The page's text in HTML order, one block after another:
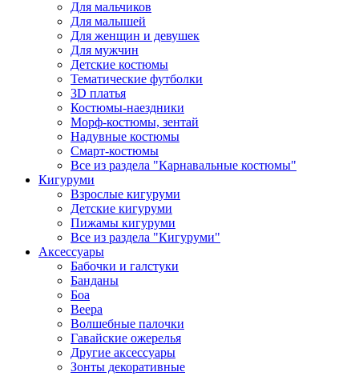
Для мальчиков
Для малышей
Для женщин и девушек
Для мужчин
Детские костюмы
Тематические футболки
3D платья
Костюмы-наездники
Морф-костюмы, зентай
Надувные костюмы
Смарт-костюмы
Все из раздела "Карнавальные костюмы"
Кигуруми
Взрослые кигуруми
Детские кигуруми
Пижамы кигуруми
Все из раздела "Кигуруми"
Аксессуары
Бабочки и галстуки
Банданы
Боа
Веера
Волшебные палочки
Гавайские ожерелья
Другие аксессуары
Зонты декоративные